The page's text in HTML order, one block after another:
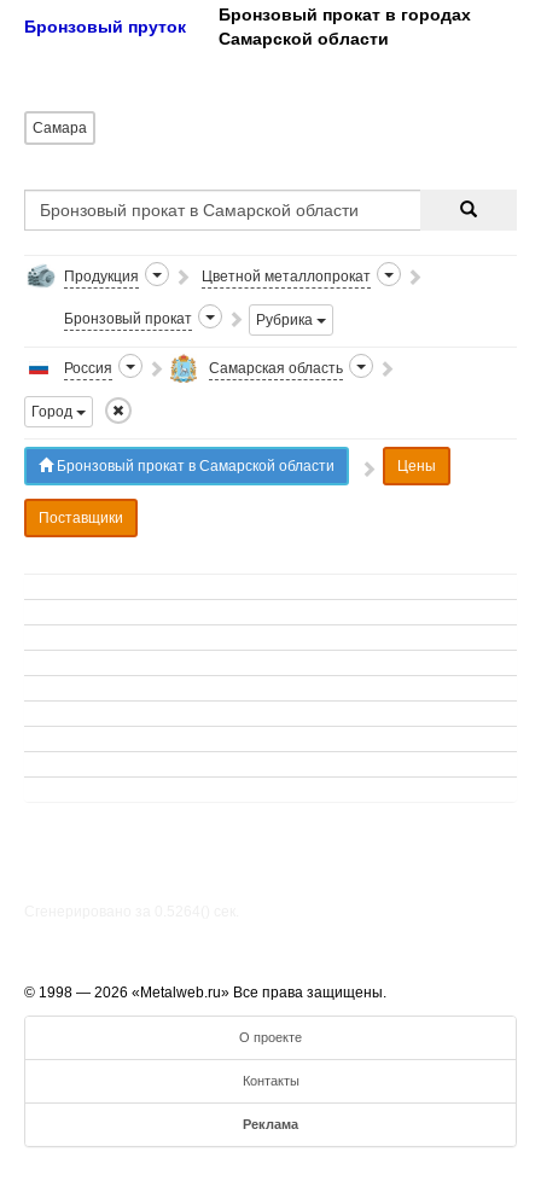
Бронзовый пруток
Бронзовый прокат в городах
Самарской области
Самара
Продукция Цветной металлопрокат
Бронзовый прокат Рубрика
Россия Самарская область
Город
Бронзовый прокат в Самарской области Цены
Поставщики
© 1998 — 2026 «Metalweb.ru» Все права защищены.
О проекте
Контакты
Реклама